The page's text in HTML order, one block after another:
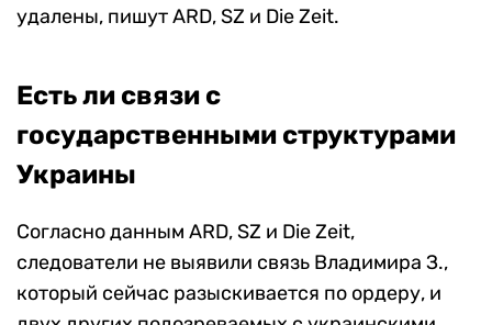
удалены, пишут ARD, SZ и Die Zeit.
Есть ли связи с
государственными структурами
Украины
Согласно данным ARD, SZ и Die Zeit,
следователи не выявили связь Владимира З.,
который сейчас разыскивается по ордеру, и